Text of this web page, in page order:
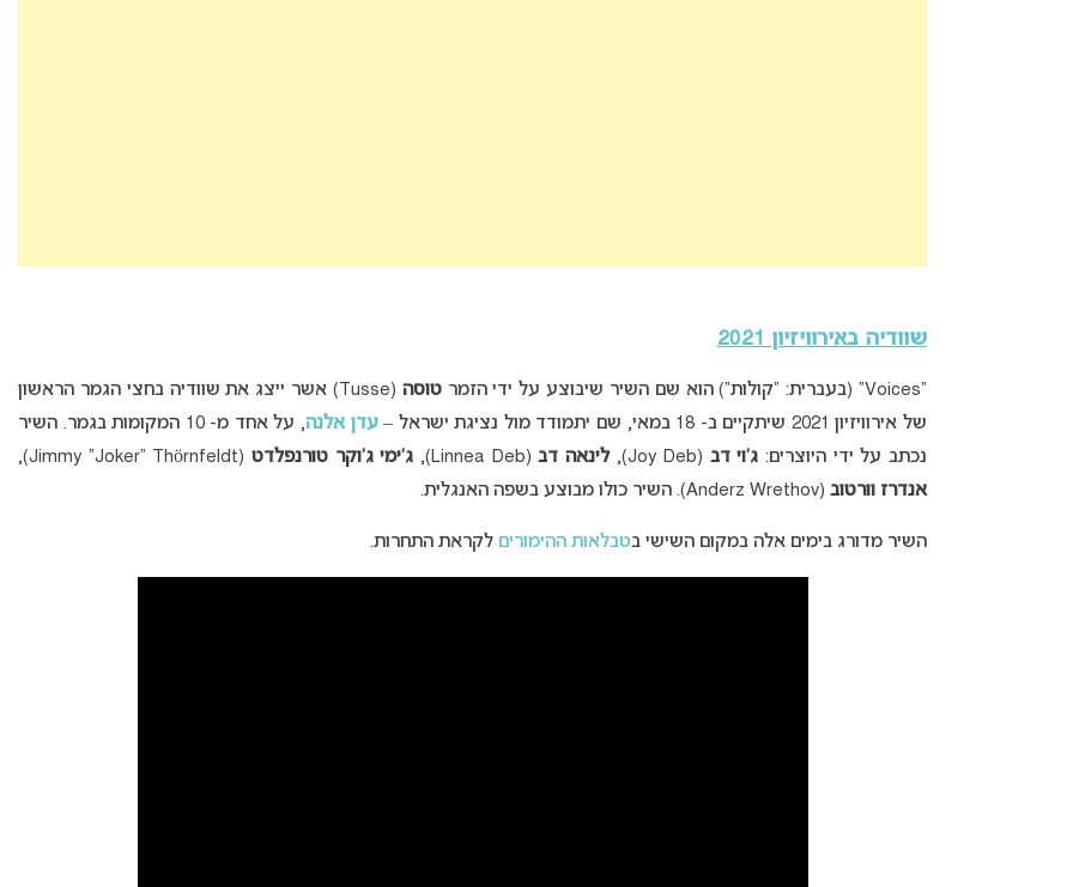
שוודיה באירוויזיון 2021
“Voices” (בעברית: “קולות”) הוא שם השיר שיבוצע על ידי הזמר טוסה
(Tusse) אשר ייצג את שוודיה בחצי הגמר הראשון
של אירוויזיון 2021 שיתקיים ב- 18 במאי, שם יתמודד מול נציגת ישראל –
עדן אלנה
, על אחד מ- 10 המקומות בגמר. השיר
נכתב על ידי היוצרים: ג’וי דב (Joy Deb), לינאה דב(Linnea Deb), ג’ימי ג’וקר טורנפלדט (Jimmy “Joker” Thörnfeldt),
אנדרז וורטוב (Anderz Wrethov). השיר כולו מבוצע בשפה האנגלית.
השיר מדורג בימים אלה במקום השישי בטבלאות ההימורים לקראת התחרות.